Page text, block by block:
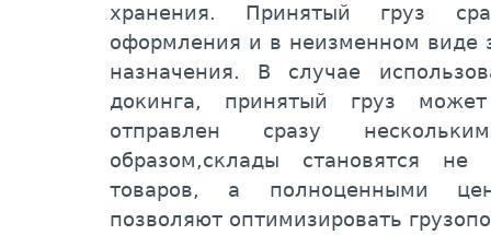
хранения. Принятый груз
оформления и в неизменном виде
назначения. В случае
докинга, принятый груз
отправлен сразу
образом,склады становятся
товаров, а полноценными
позволяют оптимизировать